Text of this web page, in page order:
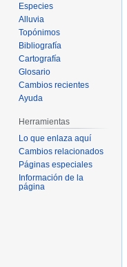
Especies
Alluvia
Topónimos
Bibliografía
Cartografía
Glosario
Cambios recientes
Ayuda
Herramientas
Lo que enlaza aquí
Cambios relacionados
Páginas especiales
Información de la
página